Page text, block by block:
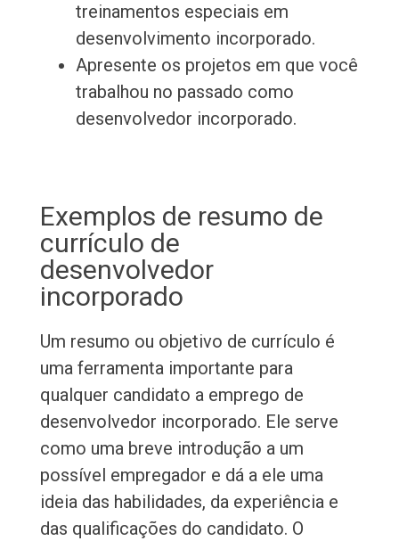
treinamentos especiais em
desenvolvimento incorporado.
Apresente os projetos em que você
trabalhou no passado como
desenvolvedor incorporado.
Exemplos de resumo de
currículo de
desenvolvedor
incorporado
Um resumo ou objetivo de currículo é
uma ferramenta importante para
qualquer candidato a emprego de
desenvolvedor incorporado. Ele serve
como uma breve introdução a um
possível empregador e dá a ele uma
ideia das habilidades, da experiência e
das qualificações do candidato. O